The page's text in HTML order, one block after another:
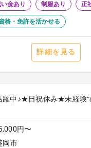
金あり 制服あり 正
格・免許を活かせる
詳細を見る
躍中♪★日祝休み★未経験
円〜
岡市